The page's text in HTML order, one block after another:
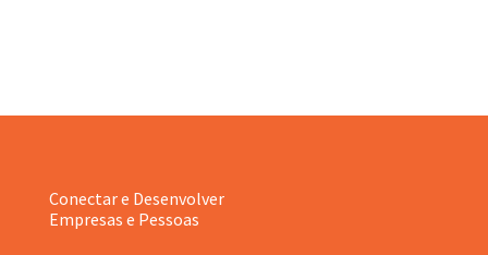
Conectar e Desenvolver
Empresas e Pessoas